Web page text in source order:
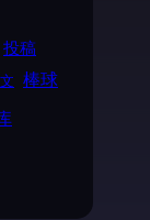
投稿
棒球